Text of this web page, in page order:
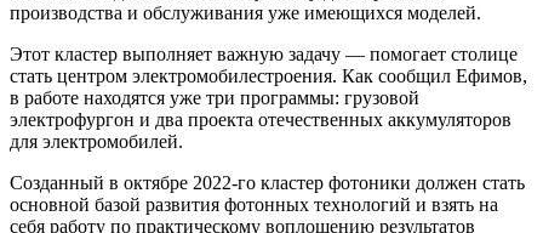
производства и обслуживания уже имеющихся моделей.
Этот кластер выполняет важную задачу — помогает столице
стать центром электромобилестроения. Как сообщил Ефимов,
в работе находятся уже три программы: грузовой
электрофургон и два проекта отечественных аккумуляторов
для электромобилей.
Созданный в октябре 2022-го кластер фотоники должен стать
основной базой развития фотонных технологий и взять на
себя работу по практическому воплощению результатов